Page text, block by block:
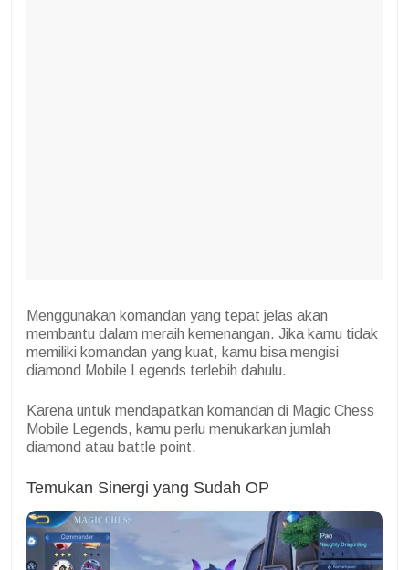
Menggunakan komandan yang tepat jelas akan
membantu dalam meraih kemenangan. Jika kamu tidak
memiliki komandan yang kuat, kamu bisa mengisi
diamond Mobile Legends terlebih dahulu.
Karena untuk mendapatkan komandan di Magic Chess
Mobile Legends, kamu perlu menukarkan jumlah
diamond atau battle point.
Temukan Sinergi yang Sudah OP